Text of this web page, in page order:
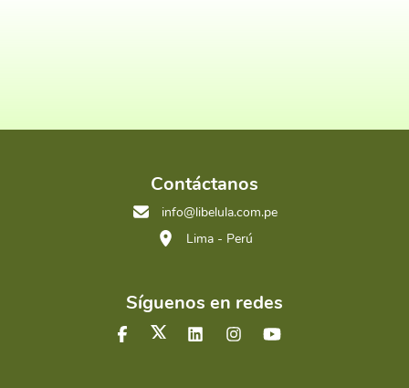
Contáctanos
info@libelula.com.pe
Lima - Perú
Síguenos en redes